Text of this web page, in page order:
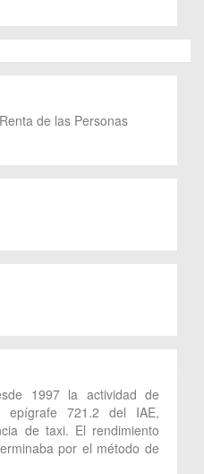
de las Personas
1997 la actividad de
epígrafe 721.2 del IAE,
de taxi. El rendimiento
por el método de